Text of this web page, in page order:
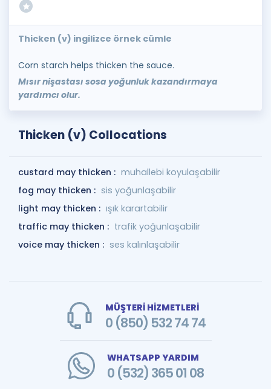
Thicken (v) ingilizce örnek cümle
Corn starch helps thicken the sauce.
Mısır nişastası sosa yoğunluk kazandırmaya
yardımcı olur.
Thicken (v) Collocations
custard may thicken : muhallebi koyulaşabilir
fog may thicken : sis yoğunlaşabilir
light may thicken : ışık karartabilir
traffic may thicken : trafik yoğunlaşabilir
voice may thicken : ses kalınlaşabilir
MÜŞTERİ HİZMETLERİ
0 (850) 532 74 74
WHATSAPP YARDIM
0 (532) 365 01 08